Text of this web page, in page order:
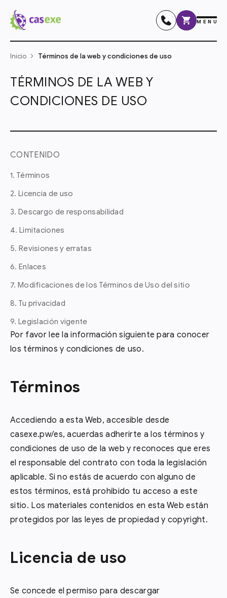
MENU
Inicio Términos de la web y condiciones de uso
TÉRMINOS DE LA WEB Y
CONDICIONES DE USO
Por favor lee la información siguiente para conocer
los términos y condiciones de uso.
Términos
Accediendo a esta Web, accesible desde
casexe.pw/es, acuerdas adherirte a los términos y
condiciones de uso de la web y reconoces que eres
el responsable del contrato con toda la legislación
aplicable. Si no estás de acuerdo con alguno de
estos términos, está prohibido tu acceso a este
sitio. Los materiales contenidos en esta Web están
protegidos por las leyes de propiedad y copyright.
Licencia de uso
Se concede el permiso para descargar
CONTENIDO
1. Términos
2. Licencia de uso
3. Descargo de responsabilidad
4. Limitaciones
5. Revisiones y erratas
6. Enlaces
7. Modificaciones de los Términos de Uso del sitio
8. Tu privacidad
9. Legislación vigente